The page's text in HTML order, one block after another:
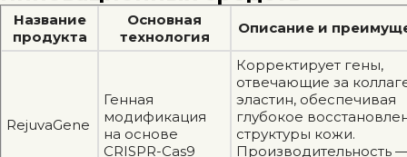
Название
продукта
Основная
технология
Описание и
RejuvaGene
Генная
модификация
на основе
CRISPR-Cas9
Корректирует гены,
отвечающие за
эластин, обеспечивая
глубокое
структуры кожи.
Производительность